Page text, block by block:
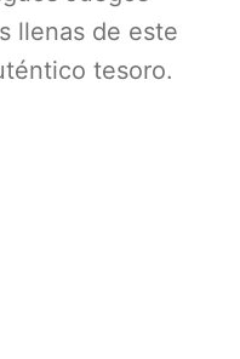
llenas de este
tesoro.